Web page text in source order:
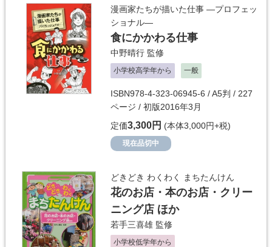
漫画家たちが描いた仕事 ―プロフェッ
ショナル―
食にかかわる仕事
中野晴行 監修
小学校高学年から 一般
ISBN978-4-323-06945-6 / A5判 / 227
ページ / 初版2016年3月
定価3,300円 (本体3,000円+税)
現在品切中
どきどき わくわく まちたんけん
花のお店・本のお店・クリー
ニング店 ほか
若手三喜雄 監修
小学校低学年から